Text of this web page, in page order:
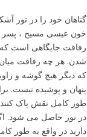
گناهان خود را در نور
خون عیسی مسیح ، پسر
رفاقت جایگاهی است
شدن. هر چه رفاقت میان
که دیگر هیچ گوشه و
پنهان و پوشیده نیست.
طور کامل نقش پاک
در نور حاصل می شود.
دارید در واقع به طور